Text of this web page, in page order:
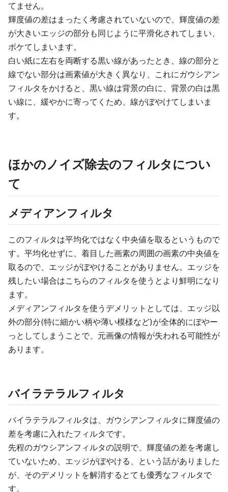
てません。
輝度値の差はまったく考慮されていないので、輝度値の差
が大きいエッジの部分も同じように平滑化されてしまい、
ボケてしまいます。
白い紙に左右を両断する黒い線があったとき、線の部分と
線でない部分は画素値が大きく異なり、これにガウシアン
フィルタをかけると、黒い線は背景の白に、背景の白は黒
い線に、緩やかに寄ってくため、線がぼやけてしまいま
す。
ほかのノイズ除去のフィルタについ
て
メディアンフィルタ
このフィルタは平均化ではなく中央値を取るというもので
す。平均化せずに、着目した画素の周囲の画素の中央値を
取るので、エッジがぼやけることがありません。エッジを
残したい場合はこちらのフィルタを使うとより鮮明になり
ます。
メディアンフィルタを使うデメリットとしては、エッジ以
外の部分(特に細かい柄や薄い模様など)が全体的にぼやー
っとしてしまうことで、元画像の情報が失われる可能性が
あります。
バイラテラルフィルタ
バイラテラルフィルタは、ガウシアンフィルタに輝度値の
差を考慮に入れたフィルタです。
先程のガウシアンフィルタの説明で、輝度値の差を考慮し
ていないため、エッジがぼやける、という話がありました
が、そのデメリットを解消するとても優秀なフィルタで
す。